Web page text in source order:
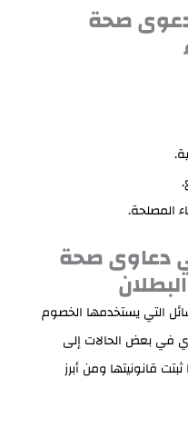
دعوى صحة
المصلحة.
دعاوى صحة
التي يستخدمها الخصوم
في بعض الحالات إلى
قانونيتها ومن أبرز